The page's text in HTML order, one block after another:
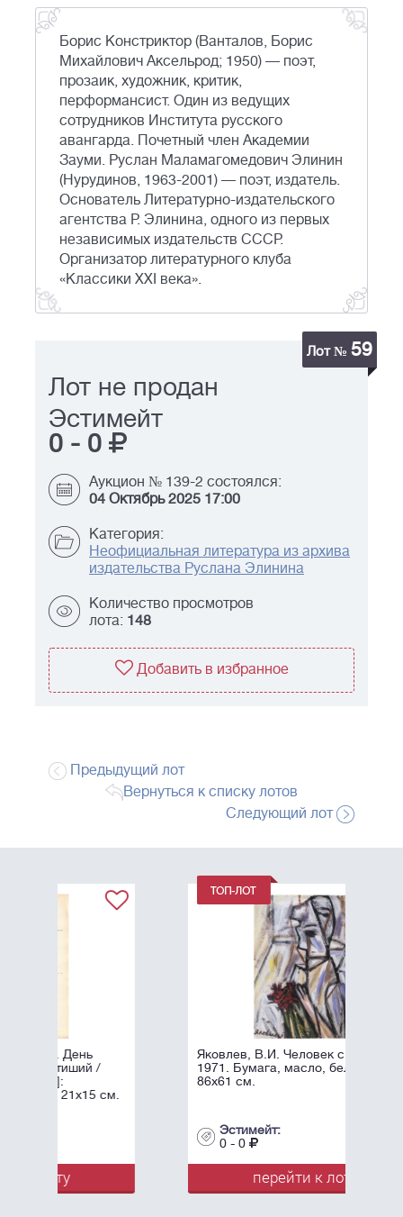
Борис Констриктор (Ванталов, Борис
Михайлович Аксельрод; 1950) — поэт,
прозаик, художник, критик,
перформансист. Один из ведущих
сотрудников Института русского
авангарда. Почетный член Академии
Зауми. Руслан Маламагомедович Элинин
(Нурудинов, 1963-2001) — поэт, издатель.
Основатель Литературно-издательского
агентства Р. Элинина, одного из первых
независимых издательств СССР.
Организатор литературного клуба
«Классики XXI века».
Лот № 59
Лот не продан
Эстимейт
0 - 0
Аукцион № 139-2 состоялся:
04 Октябрь 2025 17:00
Категория:
Неофициальная литература из архива
издательства Руслана Элинина
Количество просмотров
лота: 148
Добавить в избранное
Предыдущий лот
Вернуться к списку лотов
Следующий лот
Яковлев, В.И. Человек с цветком. -
1971. Бумага, масло, белила. -
перейти к лоту